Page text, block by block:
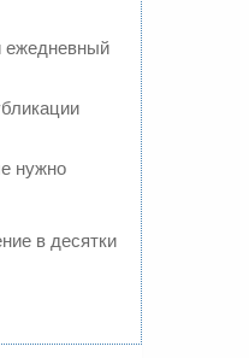
ежедневный
нужно
в десятки